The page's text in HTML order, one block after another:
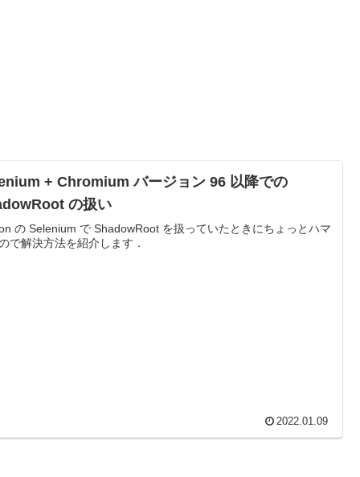
+ Chromium バージョン 96 以降での
の扱い
の Selenium で ShadowRoot を扱っていたときにちょっとハマ
で解決方法を紹介します．
2022.01.09